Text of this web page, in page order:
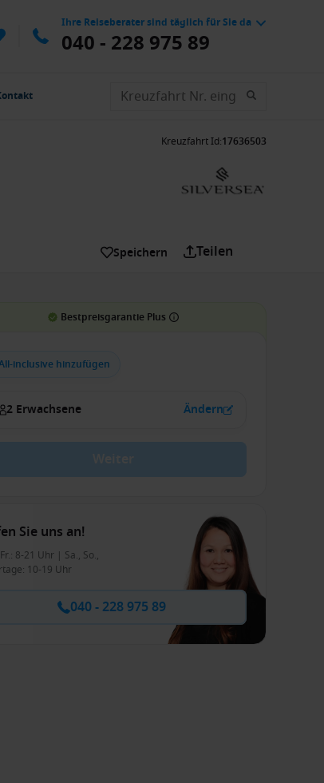
Ihre Reiseberater sind täglich für Sie da
040 - 228 975 89
Kreuzfahrt Id:17636503
Speichern Teilen
Bestpreisgarantie Plus
inclusive hinzufügen
2 Erwachsene Ändern
Sie uns an!
8-21 Uhr | Sa., So.,
10-19 Uhr
040 - 228 975 89